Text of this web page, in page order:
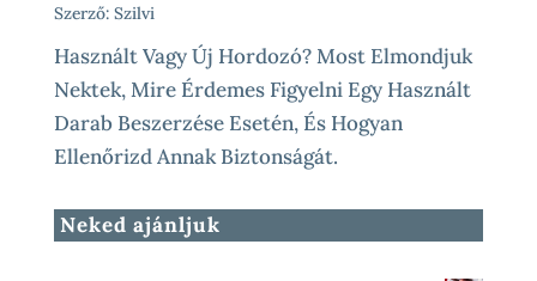
Szerző: Szilvi
Használt Vagy Új Hordozó? Most Elmondjuk
Nektek, Mire Érdemes Figyelni Egy Használt
Darab Beszerzése Esetén, És Hogyan
Ellenőrizd Annak Biztonságát.
Neked ajánljuk